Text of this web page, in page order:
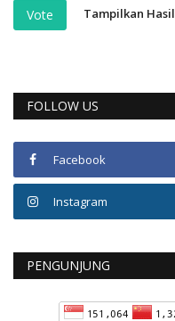
Vote Tampilkan Hasil
FOLLOW US
Facebook
Instagram
PENGUNJUNG